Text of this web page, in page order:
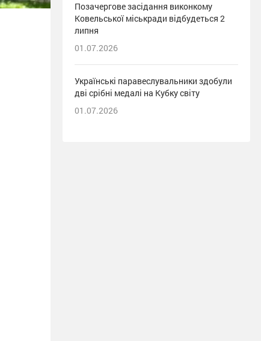
Позачергове засідання виконкому
Ковельської міськради відбудеться 2
липня
01.07.2026
Українські паравеслувальники здобули
дві срібні медалі на Кубку світу
01.07.2026